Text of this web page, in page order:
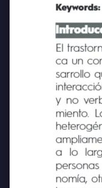
El
ca un
sarrollo
y no
miento.
a
lo
Keywords: